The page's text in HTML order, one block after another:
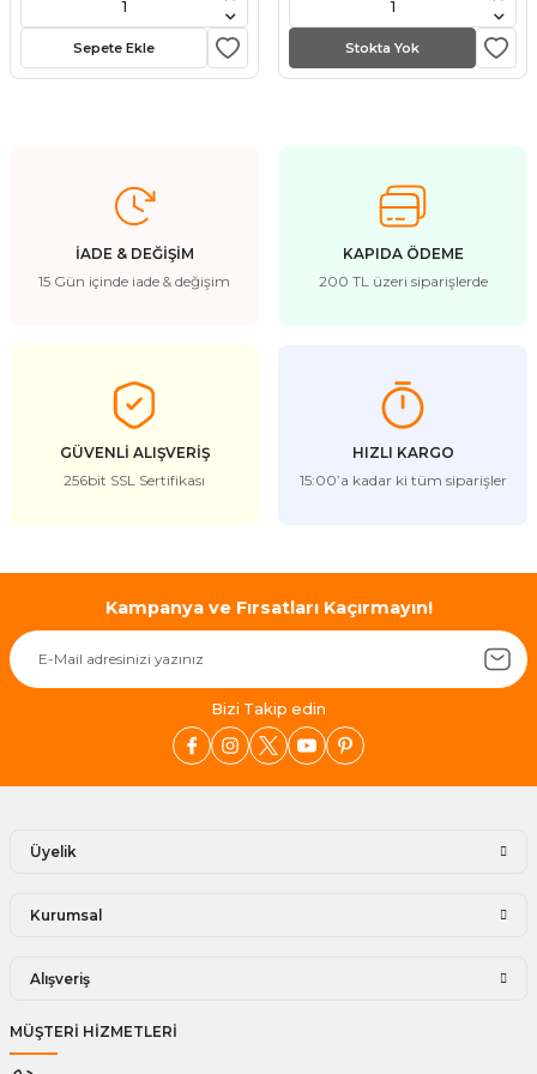
Kovucu Cihazlar
Sepete Ekle Stokta Yok
İADE & DEĞİŞİM
15 Gün içinde iade & değişim
KAPIDA ÖDEME
200 TL üzeri siparişlerde
GÜVENLİ ALIŞVERİŞ
256bit SSL Sertifikası
HIZLI KARGO
15:00’a kadar ki tüm siparişler
Kampanya ve Fırsatları Kaçırmayın!
Bizi Takip edin
Üyelik
Kurumsal
Alışveriş
MÜŞTERİ HİZMETLERİ